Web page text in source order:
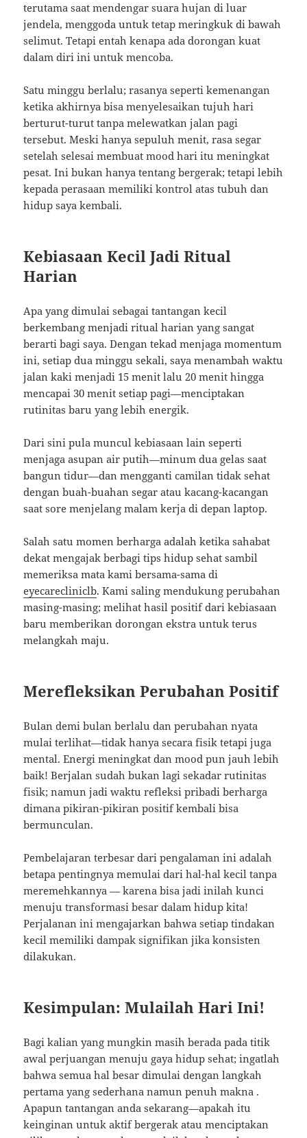
terutama saat mendengar suara hujan di luar
jendela, menggoda untuk tetap meringkuk di bawah
selimut. Tetapi entah kenapa ada dorongan kuat
dalam diri ini untuk mencoba.
Satu minggu berlalu; rasanya seperti kemenangan
ketika akhirnya bisa menyelesaikan tujuh hari
berturut-turut tanpa melewatkan jalan pagi
tersebut. Meski hanya sepuluh menit, rasa segar
setelah selesai membuat mood hari itu meningkat
pesat. Ini bukan hanya tentang bergerak; tetapi lebih
kepada perasaan memiliki kontrol atas tubuh dan
hidup saya kembali.
Kebiasaan Kecil Jadi Ritual
Harian
Apa yang dimulai sebagai tantangan kecil
berkembang menjadi ritual harian yang sangat
berarti bagi saya. Dengan tekad menjaga momentum
ini, setiap dua minggu sekali, saya menambah waktu
jalan kaki menjadi 15 menit lalu 20 menit hingga
mencapai 30 menit setiap pagi—menciptakan
rutinitas baru yang lebih energik.
Dari sini pula muncul kebiasaan lain seperti
menjaga asupan air putih—minum dua gelas saat
bangun tidur—dan mengganti camilan tidak sehat
dengan buah-buahan segar atau kacang-kacangan
saat sore menjelang malam kerja di depan laptop.
Salah satu momen berharga adalah ketika sahabat
dekat mengajak berbagi tips hidup sehat sambil
memeriksa mata kami bersama-sama di
eyecarecliniclb. Kami saling mendukung perubahan
masing-masing; melihat hasil positif dari kebiasaan
baru memberikan dorongan ekstra untuk terus
melangkah maju.
Merefleksikan Perubahan Positif
Bulan demi bulan berlalu dan perubahan nyata
mulai terlihat—tidak hanya secara fisik tetapi juga
mental. Energi meningkat dan mood pun jauh lebih
baik! Berjalan sudah bukan lagi sekadar rutinitas
fisik; namun jadi waktu refleksi pribadi berharga
dimana pikiran-pikiran positif kembali bisa
bermunculan.
Pembelajaran terbesar dari pengalaman ini adalah
betapa pentingnya memulai dari hal-hal kecil tanpa
meremehkannya — karena bisa jadi inilah kunci
menuju transformasi besar dalam hidup kita!
Perjalanan ini mengajarkan bahwa setiap tindakan
kecil memiliki dampak signifikan jika konsisten
dilakukan.
Kesimpulan: Mulailah Hari Ini!
Bagi kalian yang mungkin masih berada pada titik
awal perjuangan menuju gaya hidup sehat; ingatlah
bahwa semua hal besar dimulai dengan langkah
pertama yang sederhana namun penuh makna .
Apapun tantangan anda sekarang—apakah itu
keinginan untuk aktif bergerak atau menciptakan